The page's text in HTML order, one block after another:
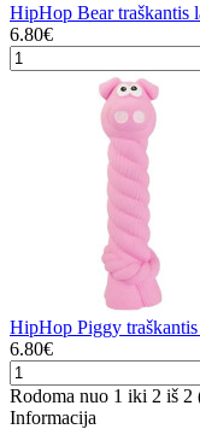
HipHop Bear traškantis
6.80€
HipHop Piggy traškantis
6.80€
Rodoma nuo 1 iki 2 iš 2
Informacija